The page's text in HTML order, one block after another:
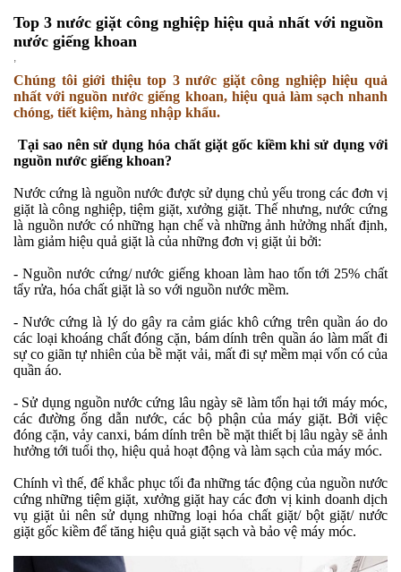
Top 3 nước giặt công nghiệp hiệu quả nhất với nguồn
nước giếng khoan
,
Chúng tôi giới thiệu top 3 nước giặt công nghiệp hiệu quả
nhất với nguồn nước giếng khoan, hiệu quả làm sạch nhanh
chóng, tiết kiệm, hàng nhập khẩu.
Tại sao nên sử dụng hóa chất giặt gốc kiềm khi sử dụng với
nguồn nước giếng khoan?
Nước cứng là nguồn nước được sử dụng chủ yếu trong các đơn vị
giặt là công nghiệp, tiệm giặt, xưởng giặt. Thế nhưng, nước cứng
là nguồn nước có những hạn chế và những ảnh hửởng nhất định,
làm giảm hiệu quả giặt là của những đơn vị giặt ủi bởi:
- Nguồn nước cứng/ nước giếng khoan làm hao tốn tới 25% chất
tẩy rửa, hóa chất giặt là so với nguồn nước mềm.
- Nước cứng là lý do gây ra cảm giác khô cứng trên quần áo do
các loại khoáng chất đóng cặn, bám dính trên quần áo làm mất đi
sự co giãn tự nhiên của bề mặt vải, mất đi sự mềm mại vốn có của
quần áo.
- Sử dụng nguồn nước cứng lâu ngày sẽ làm tổn hại tới máy móc,
các đường ống dẫn nước, các bộ phận của máy giặt. Bởi việc
đóng cặn, vảy canxi, bám dính trên bề mặt thiết bị lâu ngày sẽ ảnh
hưởng tới tuổi thọ, hiệu quả hoạt động và làm sạch của máy móc.
Chính vì thế, để khắc phục tối đa những tác động của nguồn nước
cứng những tiệm giặt, xưởng giặt hay các đơn vị kinh doanh dịch
vụ giặt ủi nên sử dụng những loại hóa chất giặt/ bột giặt/ nước
giặt gốc kiềm để tăng hiệu quả giặt sạch và bảo vệ máy móc.